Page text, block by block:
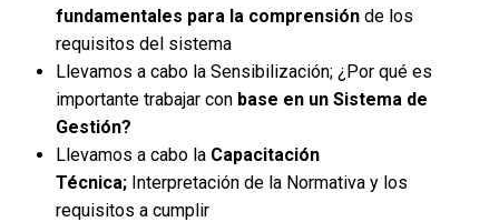
fundamentales para la comprensión de los
requisitos del sistema
Llevamos a cabo la Sensibilización; ¿Por qué es
importante trabajar con base en un Sistema de
Gestión?
Llevamos a cabo la Capacitación
Técnica; Interpretación de la Normativa y los
requisitos a cumplir